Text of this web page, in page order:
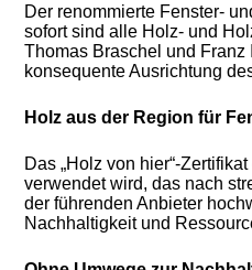
Der renommierte Fenster-
sofort sind alle Holz- und
Thomas Braschel und
konsequente Ausrichtung
Holz aus der Region für
Das „Holz von hier“-
verwendet wird, das nach
der führenden Anbieter
Nachhaltigkeit und